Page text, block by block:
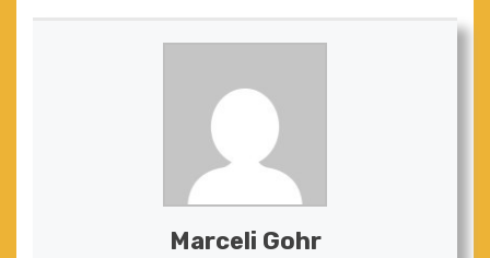
Marceli Gohr